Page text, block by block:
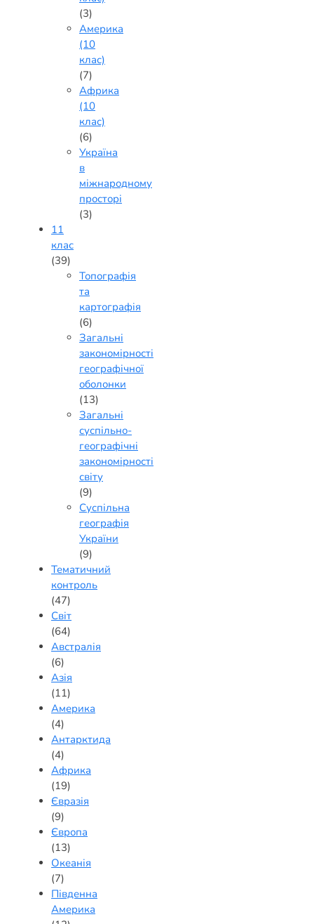
(3)
Америка
(10
клас)
(7)
Африка
(10
клас)
(6)
Україна
в
міжнародному
просторі
(3)
11
клас
(39)
Топографія
та
картографія
(6)
Загальні
закономірності
географічної
оболонки
(13)
Загальні
суспільно-
географічні
закономірності
світу
(9)
Суспільна
географія
України
(9)
Тематичний
контроль
(47)
Світ
(64)
Австралія
(6)
Азія
(11)
Америка
(4)
Антарктида
(4)
Африка
(19)
Євразія
(9)
Європа
(13)
Океанія
(7)
Південна
Америка